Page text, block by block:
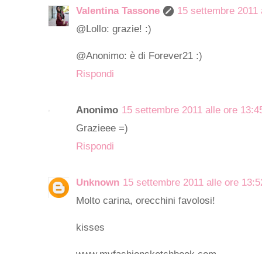
Valentina Tassone
15 settembre 2011
@Lollo: grazie! :)
@Anonimo: è di Forever21 :)
Rispondi
Anonimo 15 settembre 2011 alle ore
Grazieee =)
Rispondi
Unknown 15 settembre 2011 alle ore
Molto carina, orecchini favolosi!
kisses